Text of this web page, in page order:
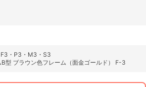
F3・P3・M3・S3
型 ブラウン色フレーム（面金ゴールド） F-3